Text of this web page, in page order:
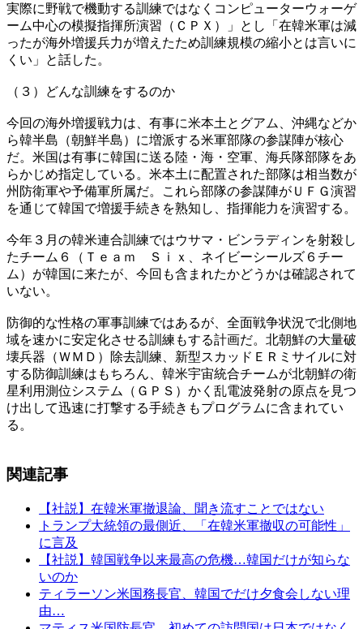
実際に野戦で機動する訓練ではなくコンピューターウォーゲ
ーム中心の模擬指揮所演習（ＣＰＸ）」とし「在韓米軍は減
ったが海外増援兵力が増えたため訓練規模の縮小とは言いに
くい」と話した。
（３）どんな訓練をするのか
今回の海外増援戦力は、有事に米本土とグアム、沖縄などか
ら韓半島（朝鮮半島）に増派する米軍部隊の参謀陣が核心
だ。米国は有事に韓国に送る陸・海・空軍、海兵隊部隊をあ
らかじめ指定している。米本土に配置された部隊は相当数が
州防衛軍や予備軍所属だ。これら部隊の参謀陣がＵＦＧ演習
を通じて韓国で増援手続きを熟知し、指揮能力を演習する。
今年３月の韓米連合訓練ではウサマ・ビンラディンを射殺し
たチーム６（Ｔｅａｍ Ｓｉｘ、ネイビーシールズ６チー
ム）が韓国に来たが、今回も含まれたかどうかは確認されて
いない。
防御的な性格の軍事訓練ではあるが、全面戦争状況で北側地
域を速かに安定化させる訓練もする計画だ。北朝鮮の大量破
壊兵器（ＷＭＤ）除去訓練、新型スカッドＥＲミサイルに対
する防御訓練はもちろん、韓米宇宙統合チームが北朝鮮の衛
星利用測位システム（ＧＰＳ）かく乱電波発射の原点を見つ
け出して迅速に打撃する手続きもプログラムに含まれてい
る。
関連記事
【社説】在韓米軍撤退論、聞き流すことではない
トランプ大統領の最側近、「在韓米軍撤収の可能性」
に言及
【社説】韓国戦争以来最高の危機…韓国だけが知らな
いのか
ティラーソン米国務長官、韓国でだけ夕食会しない理
由…